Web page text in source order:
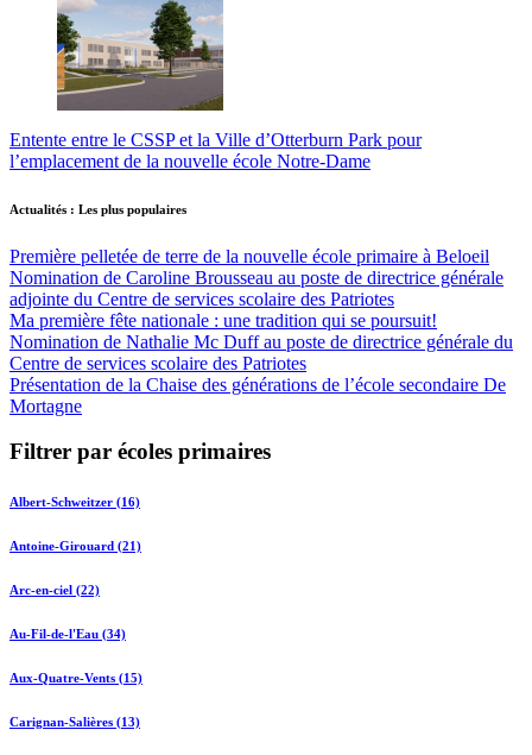
Entente entre le CSSP et la Ville d’Otterburn Park pour
l’emplacement de la nouvelle école Notre-Dame
Actualités : Les plus populaires
Première pelletée de terre de la nouvelle école primaire à Beloeil
Nomination de Caroline Brousseau au poste de directrice générale
adjointe du Centre de services scolaire des Patriotes
Ma première fête nationale : une tradition qui se poursuit!
Nomination de Nathalie Mc Duff au poste de directrice générale du
Centre de services scolaire des Patriotes
Présentation de la Chaise des générations de l’école secondaire De
Mortagne
Filtrer par écoles primaires
Albert-Schweitzer (16)
Antoine-Girouard (21)
Arc-en-ciel (22)
Au-Fil-de-l'Eau (34)
Aux-Quatre-Vents (15)
Carignan-Salières (13)